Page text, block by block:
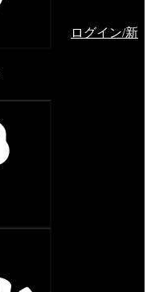
ログイン/新